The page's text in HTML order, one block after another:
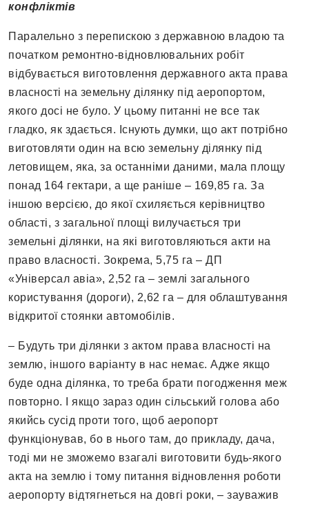
конфліктів
Паралельно з перепискою з державною владою та
початком ремонтно-відновлювальних робіт
відбувається виготовлення державного акта права
власності на земельну ділянку під аеропортом,
якого досі не було. У цьому питанні не все так
гладко, як здається. Існують думки, що акт потрібно
виготовляти один на всю земельну ділянку під
летовищем, яка, за останніми даними, мала площу
понад 164 гектари, а ще раніше – 169,85 га. За
іншою версією, до якої схиляється керівництво
області, з загальної площі вилучається три
земельні ділянки, на які виготовляються акти на
право власності. Зокрема, 5,75 га – ДП
«Універсал авіа», 2,52 га – землі загального
користування (дороги), 2,62 га – для облаштування
відкритої стоянки автомобілів.
– Будуть три ділянки з актом права власності на
землю, іншого варіанту в нас немає. Адже якщо
буде одна ділянка, то треба брати погодження меж
повторно. І якщо зараз один сільський голова або
якийсь сусід проти того, щоб аеропорт
функціонував, бо в нього там, до прикладу, дача,
тоді ми не зможемо взагалі виготовити будь-якого
акта на землю і тому питання відновлення роботи
аеропорту відтягнеться на довгі роки, – зауважив